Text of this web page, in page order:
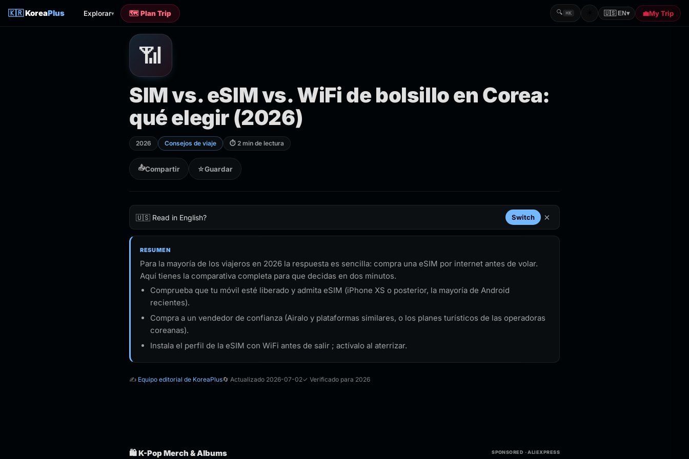
🇰🇷KoreaPlus Explorar▾ 🗺️ Plan Trip 🔍 ⌘K 🇺🇸 EN▾ 💼My Trip
📶
SIM vs. eSIM vs. WiFi de bolsillo en Corea:
qué elegir (2026)
2026 Consejos de viaje ⏱ 2 min de lectura
📤Compartir ☆Guardar
🇺🇸 Read in English? Switch ×
RESUMEN
Para la mayoría de los viajeros en 2026 la respuesta es sencilla: compra una eSIM por internet antes de volar.
Aquí tienes la comparativa completa para que decidas en dos minutos.
Comprueba que tu móvil esté liberado y admita eSIM (iPhone XS o posterior, la mayoría de Android
recientes).
Compra a un vendedor de confianza (Airalo y plataformas similares, o los planes turísticos de las operadoras
coreanas).
Instala el perfil de la eSIM con WiFi antes de salir ; actívalo al aterrizar.
✍️ Equipo editorial de KoreaPlus🔄 Actualizado 2026-07-02✓ Verificado para 2026
🛍️ K-Pop Merch & Albums SPONSORED · ALIEXPRESS